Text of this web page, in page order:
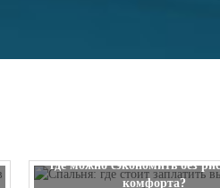
где можно сэкономить без
комфорта?